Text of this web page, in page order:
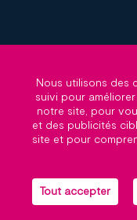
Nous utilisons des
suivi pour
notre site, pour
et des publicités
site et pour
Tout accepter